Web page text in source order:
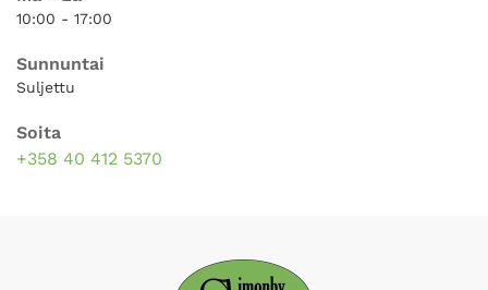
10:00 - 17:00
Sunnuntai
Suljettu
Soita
+358 40 412 5370